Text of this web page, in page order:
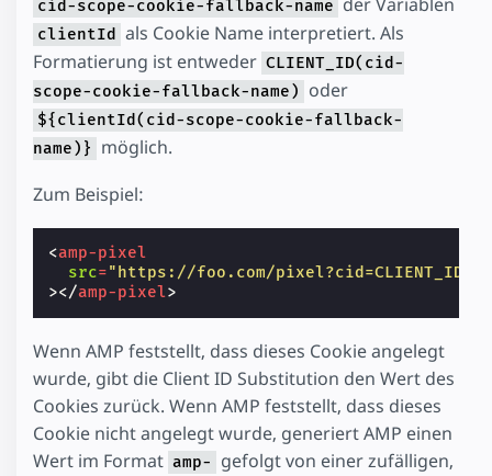
cid-scope-cookie-fallback-name
clientId
als Cookie Name interpretiert. Als
Formatierung ist entweder CLIENT_ID(cid-
scope-cookie-fallback-name)
oder
${clientId(cid-scope-cookie-fallback-
name)}
möglich.
Zum Beispiel:
<amp-pixel
src="https://foo.com/
></amp-pixel>
Wenn AMP feststellt, dass dieses Cookie angelegt
wurde, gibt die Client ID Substitution den Wert des
Cookies zurück. Wenn AMP feststellt, dass dieses
Cookie nicht angelegt wurde, generiert AMP einen
Wert im Format amp-
gefolgt von einer zufälligen,